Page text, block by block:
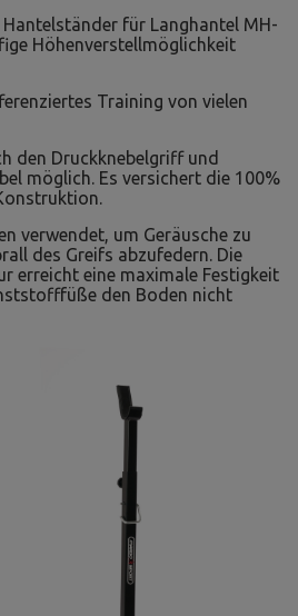
für Langhantel MH-
Höhenverstellmöglichkeit
Training von vielen
den Druckknebelgriff und
möglich. Es versichert die 100%
verwendet, um Geräusche zu
des Greifs abzufedern. Die
erreicht eine maximale Festigkeit
den Boden nicht